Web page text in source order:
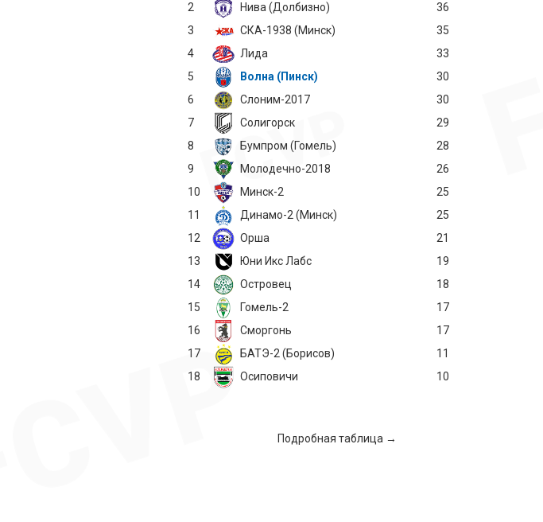
2
Нива (Долбизно)
36
3
СКА-1938 (Минск)
35
4
Лида
33
5
Волна (Пинск)
30
6
Слоним-2017
30
7
Солигорск
29
8
Бумпром (Гомель)
28
9
Молодечно-2018
26
10
Минск-2
25
11
Динамо-2 (Минск)
25
12
Орша
21
13
Юни Икс Лабс
19
14
Островец
18
15
Гомель-2
17
16
Сморгонь
17
17
БАТЭ-2 (Борисов)
11
18
Осиповичи 10
Подробная таблица →